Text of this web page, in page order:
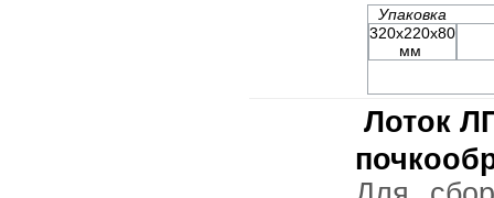
Упаковка
320х220х80
мм
Лоток